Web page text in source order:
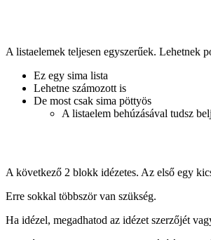
A listaelemek teljesen egyszerűek. Lehetnek
Ez egy sima lista
Lehetne számozott is
De most csak sima pöttyös
A listaelem behúzásával tudsz
A következő 2 blokk idézetes. Az első egy
Erre sokkal többször van szükség.
Ha idézel, megadhatod az idézet szerzőjét